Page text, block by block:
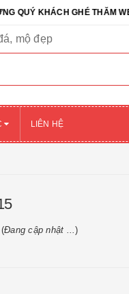
KHÁCH GHÉ THĂM
mộ đẹp
LIÊN HỆ
Đang cập nhật ...)